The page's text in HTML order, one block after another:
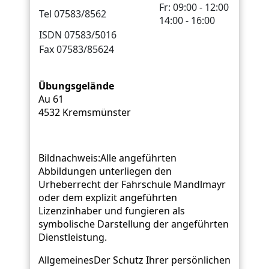
Tel 07583/8562
Fr: 09:00 - 12:00 und
14:00 - 16:00
ISDN 07583/5016
Fax 07583/85624
Übungsgelände
Au 61
4532 Kremsmünster
Bildnachweis:Alle angeführten
Abbildungen unterliegen den
Urheberrecht der Fahrschule Mandlmayr
oder dem explizit angeführten
Lizenzinhaber und fungieren als
symbolische Darstellung der angeführten
Dienstleistung.
AllgemeinesDer Schutz Ihrer persönlichen